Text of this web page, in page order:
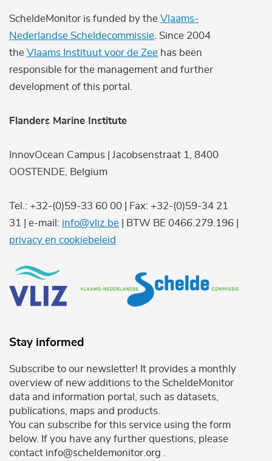
ScheldeMonitor is funded by the Vlaams-
Nederlandse Scheldecommissie . Since 2004
the Vlaams Instituut voor de Zee has been
responsible for the management and further
development of this portal.
Flanders Marine Institute
InnovOcean Campus | Jacobsenstraat 1, 8400
OOSTENDE, Belgium
Tel.: +32-(0)59-33 60 00 | Fax: +32-(0)59-34 21
31 | e-mail: info@vliz.be | BTW BE 0466.279.196 |
privacy en cookiebeleid
Stay informed
Subscribe to our newsletter! It provides a monthly
overview of new additions to the ScheldeMonitor
data and information portal, such as datasets,
publications, maps and products.
You can subscribe for this service using the form
below. If you have any further questions, please
contact info@scheldemonitor.org .